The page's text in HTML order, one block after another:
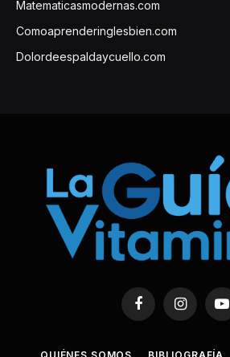
Matematicasmodernas.com
Comoaprenderinglesbien.com
Dolordeespaldaycuello.com
FacebookInstagram